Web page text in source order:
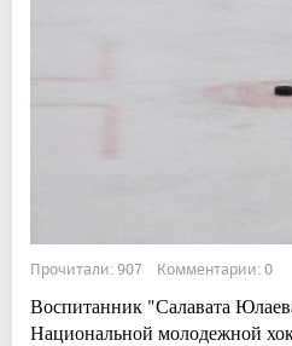
Прочитали: 907 Комментарии: 0
Воспитанник "Салавата
Национальной молодежной